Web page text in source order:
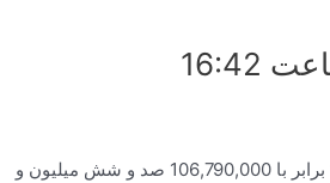
قیمت لحظه ای سکه امروز 2021/07/12 ساعت 16:42:22 برابر با 106,790,000 صد و شش میلیون و